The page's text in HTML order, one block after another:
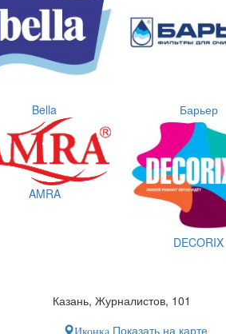
Bella Барьер
AMRA
DECORIX
Казань, Журналистов, 101
ИконкаПоказать на карте